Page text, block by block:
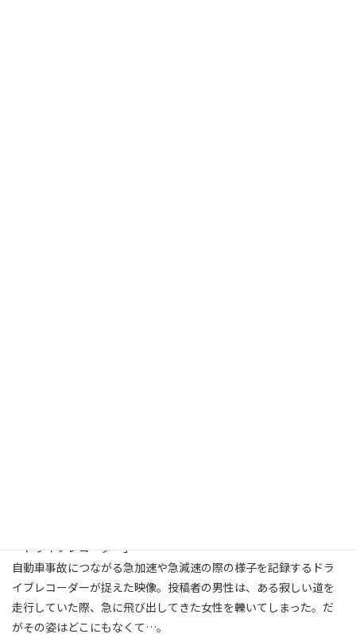
「ドライブレコーダー」
自動車事故につながる急加速や急減速の際の様子を記録するドラ
イブレコーダーが捉えた映像。投稿者の男性は、ある寂しい道を
走行していた際、急に飛び出してきた女性を轢いてしまった。だ
がその姿はどこにもなくて…。